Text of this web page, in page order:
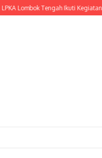
Tengah Ikuti Kegiatan Donor